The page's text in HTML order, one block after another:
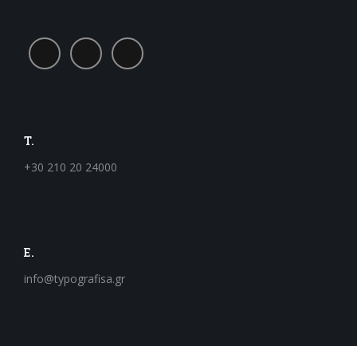
T.
+30 210 20 24000
E.
info@typografisa.gr